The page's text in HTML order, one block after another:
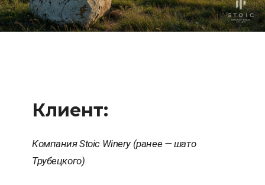
Клиент:
Компания Stoic Winery (ранее — шато
Трубецкого)